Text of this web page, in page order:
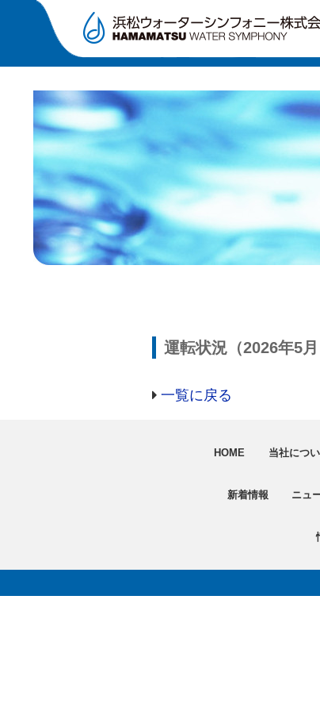
運転状況（2026年5月
一覧に戻る
HOME 当社につ
新着情報 ニュ